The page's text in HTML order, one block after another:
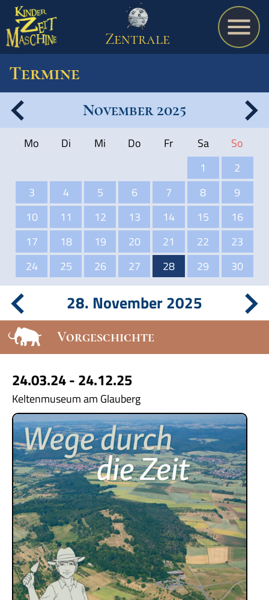
Spiel
Termine
Schulmaterialien
Zentrale
Termine
November 2025
Mo Di Mi Do Fr Sa
So
1
2
3
4 5 6 7 8
9
10
11 12 13 14 15
16
17
18 19 20 21 22
23
24
25 26 27 28 29 30
28. November 2025
Vorgeschichte
24.03.24 - 24.12.25
Keltenmuseum am Glauberg